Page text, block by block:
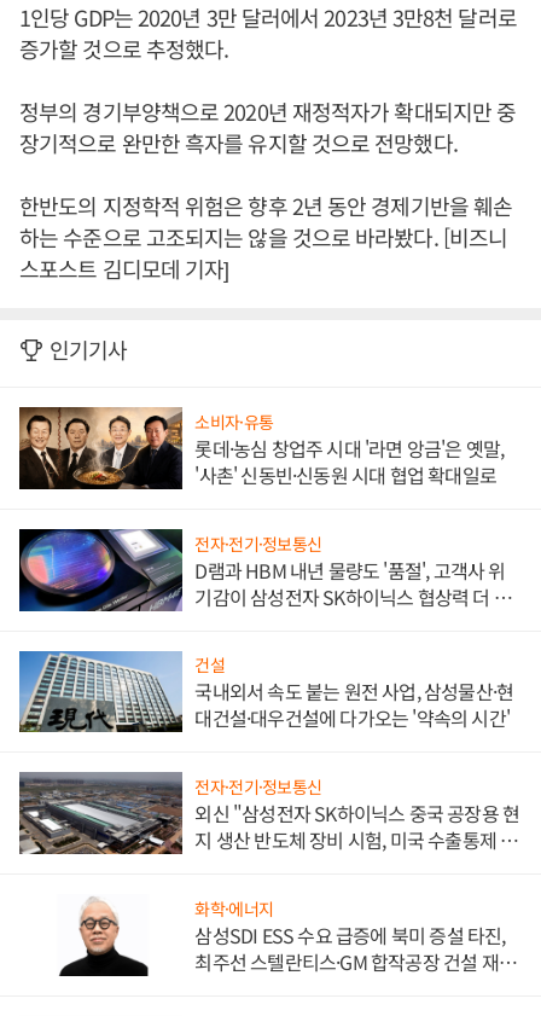
1인당 GDP는 2020년 3만 달러에서 2023년 3만8천 달러로
증가할 것으로 추정했다.
정부의 경기부양책으로 2020년 재정적자가 확대되지만 중
장기적으로 완만한 흑자를 유지할 것으로 전망했다.
한반도의 지정학적 위험은 향후 2년 동안 경제기반을 훼손
하는 수준으로 고조되지는 않을 것으로 바라봤다. [비즈니
스포스트 김디모데 기자]
인기기사
소비자·유통
롯데·농심 창업주 시대 '라면 앙금'은 옛말,
'사촌' 신동빈·신동원 시대 협업 확대일로
전자·전기·정보통신
D램과 HBM 내년 물량도 '품절', 고객사 위
기감이 삼성전자 SK하이닉스 협상력 더 키
건설
국내외서 속도 붙는 원전 사업, 삼성물산·현
대건설·대우건설에 다가오는 '약속의 시간'
전자·전기·정보통신
외신 "삼성전자 SK하이닉스 중국 공장용 현
지 생산 반도체 장비 시험, 미국 수출통제 대
화학·에너지
삼성SDI ESS 수요 급증에 북미 증설 타진,
최주선 스텔란티스·GM 합작공장 건설 재추